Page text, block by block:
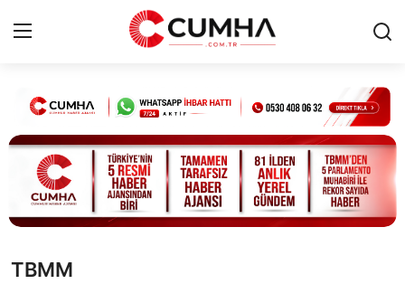
Kurumsal
Cumhurbaşkanlığı
Bakanlıklar
TBMM